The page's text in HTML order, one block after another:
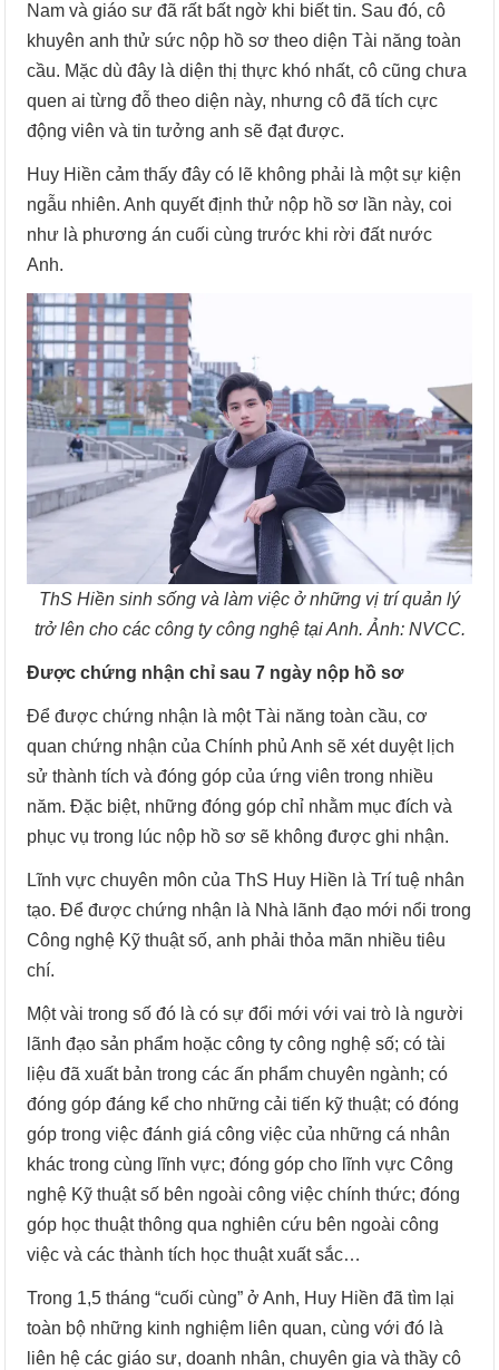
Nam và giáo sư đã rất bất ngờ khi biết tin. Sau đó, cô
khuyên anh thử sức nộp hồ sơ theo diện Tài năng toàn
cầu. Mặc dù đây là diện thị thực khó nhất, cô cũng chưa
quen ai từng đỗ theo diện này, nhưng cô đã tích cực
động viên và tin tưởng anh sẽ đạt được.
Huy Hiền cảm thấy đây có lẽ không phải là một sự kiện
ngẫu nhiên. Anh quyết định thử nộp hồ sơ lần này, coi
như là phương án cuối cùng trước khi rời đất nước
Anh.
ThS Hiền sinh sống và làm việc ở những vị trí quản lý
trở lên cho các công ty công nghệ tại Anh. Ảnh: NVCC.
Được chứng nhận chỉ sau 7 ngày nộp hồ sơ
Để được chứng nhận là một Tài năng toàn cầu, cơ
quan chứng nhận của Chính phủ Anh sẽ xét duyệt lịch
sử thành tích và đóng góp của ứng viên trong nhiều
năm. Đặc biệt, những đóng góp chỉ nhằm mục đích và
phục vụ trong lúc nộp hồ sơ sẽ không được ghi nhận.
Lĩnh vực chuyên môn của ThS Huy Hiền là Trí tuệ nhân
tạo. Để được chứng nhận là Nhà lãnh đạo mới nổi trong
Công nghệ Kỹ thuật số, anh phải thỏa mãn nhiều tiêu
chí.
Một vài trong số đó là có sự đổi mới với vai trò là người
lãnh đạo sản phẩm hoặc công ty công nghệ số; có tài
liệu đã xuất bản trong các ấn phẩm chuyên ngành; có
đóng góp đáng kể cho những cải tiến kỹ thuật; có đóng
góp trong việc đánh giá công việc của những cá nhân
khác trong cùng lĩnh vực; đóng góp cho lĩnh vực Công
nghệ Kỹ thuật số bên ngoài công việc chính thức; đóng
góp học thuật thông qua nghiên cứu bên ngoài công
việc và các thành tích học thuật xuất sắc…
Trong 1,5 tháng “cuối cùng” ở Anh, Huy Hiền đã tìm lại
toàn bộ những kinh nghiệm liên quan, cùng với đó là
liên hệ các giáo sư, doanh nhân, chuyên gia và thầy cô